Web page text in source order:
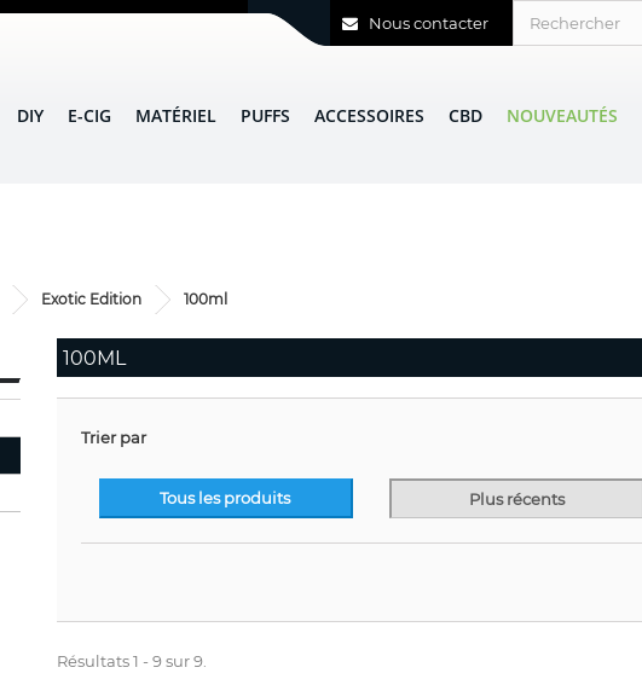
Nous contacter
DIY E-CIG MATÉRIEL PUFFS ACCESSOIRES CBD NOUVEAUTÉS
Exotic Edition 100ml
100ML
Trier par
Tous les produits Plus récents
Résultats 1 - 9 sur 9.